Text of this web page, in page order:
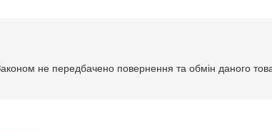
не передбачено повернення та обмін даного